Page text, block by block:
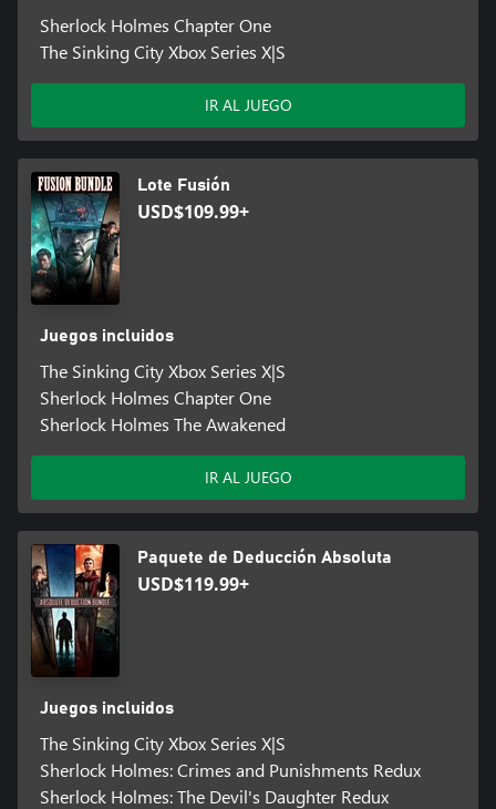
Sherlock Holmes Chapter One
The Sinking City Xbox Series X|S
IR AL JUEGO
Lote Fusión
USD$109.99+
Juegos incluidos
The Sinking City Xbox Series X|S
Sherlock Holmes Chapter One
Sherlock Holmes The Awakened
IR AL JUEGO
Paquete de Deducción Absoluta
USD$119.99+
Juegos incluidos
The Sinking City Xbox Series X|S
Sherlock Holmes: Crimes and Punishments Redux
Sherlock Holmes: The Devil's Daughter Redux